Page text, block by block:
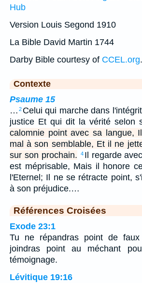
Hub
Version Louis Segond 1910
La Bible David Martin 1744
Darby Bible courtesy of CCEL.org.
Contexte
Psaume 15
… 2 Celui qui marche dans
justice Et qui dit la vérité selon
calomnie point avec sa langue,
mal à son semblable, Et il ne
sur son prochain.
4 Il regarde
est méprisable, Mais il honore
l'Eternel; Il ne se rétracte point,
à son préjudice.…
Références Croisées
Exode 23:1
Tu ne répandras point de
joindras point au méchant
témoignage.
Lévitique 19:16